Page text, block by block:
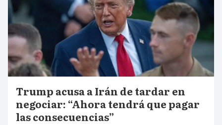
Trump acusa a Irán de tardar en
negociar: “Ahora tendrá que pagar
las consecuencias”